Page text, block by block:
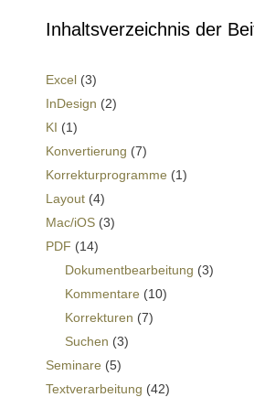
Inhaltsverzeichnis der
Excel (3)
InDesign (2)
KI (1)
Konvertierung (7)
Korrekturprogramme (1)
Layout (4)
Mac/iOS (3)
PDF (14)
Dokumentbearbeitung (3)
Kommentare (10)
Korrekturen (7)
Suchen (3)
Seminare (5)
Textverarbeitung (42)